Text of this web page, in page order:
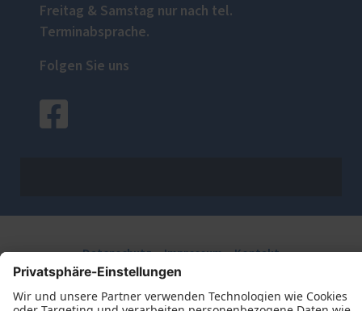
Freitag & Samstag nur nach tel.
Terminabsprache.
Folgen Sie uns
Datenschutz Impressum
Kontakt
Jabs Rolladenbau-Elemente GmbH © 2026